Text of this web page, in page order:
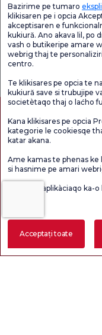
Faceți o programare
Sănătate actuală
Unități medicale
Sondaj general
Autorizație de turism
Bazirime pe tumaro
klikisaren pe i opcia
akceptisaren e
kukiură. Ano akava lil, po
vash o butikeripe amare
webrig thaj te
centro.
Te klikisares pe opcia te
kukiură save si trubujipe
societètaqo thaj o laćho
Kana klikisares pe opcia
kategorie le cookiesqe
katar akana.
Ame kamas te phenas
si hasnime pe amari
Vaś o lil e aplikàciaqo
Acceptați toate